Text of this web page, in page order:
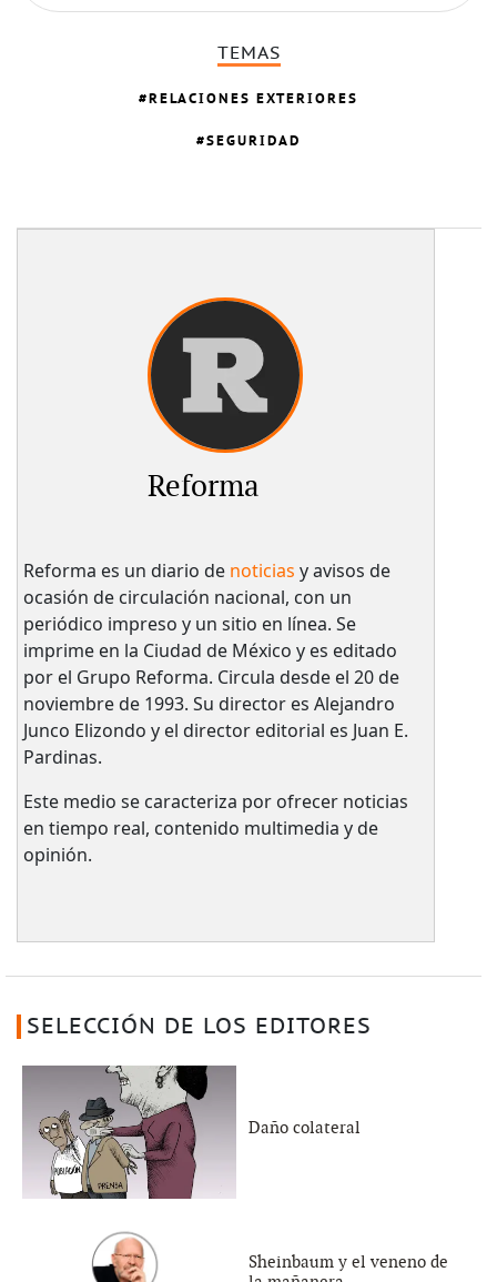
TEMAS
RELACIONES EXTERIORES
SEGURIDAD
Reforma
Reforma es un diario de noticias y avisos de
ocasión de circulación nacional, con un
periódico impreso y un sitio en línea. Se
imprime en la Ciudad de México y es editado
por el Grupo Reforma. Circula desde el 20 de
noviembre de 1993. Su director es Alejandro
Junco Elizondo y el director editorial es Juan E.
Pardinas.
Este medio se caracteriza por ofrecer noticias
en tiempo real, contenido multimedia y de
opinión.
SELECCIÓN DE LOS EDITORES
Daño colateral
Sheinbaum y el veneno de